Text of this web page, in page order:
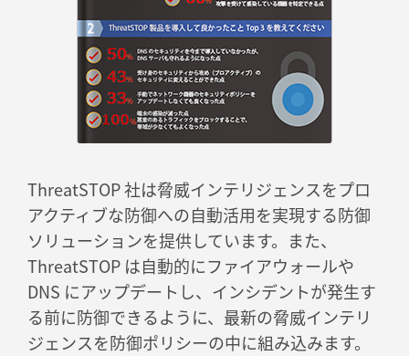
ThreatSTOP 社は脅威インテリジェンスをプロ
アクティブな防御への自動活用を実現する防御
ソリューションを提供しています。また、
ThreatSTOP は自動的にファイアウォールや
DNS にアップデートし、インシデントが発生す
る前に防御できるように、最新の脅威インテリ
ジェンスを防御ポリシーの中に組み込みます。